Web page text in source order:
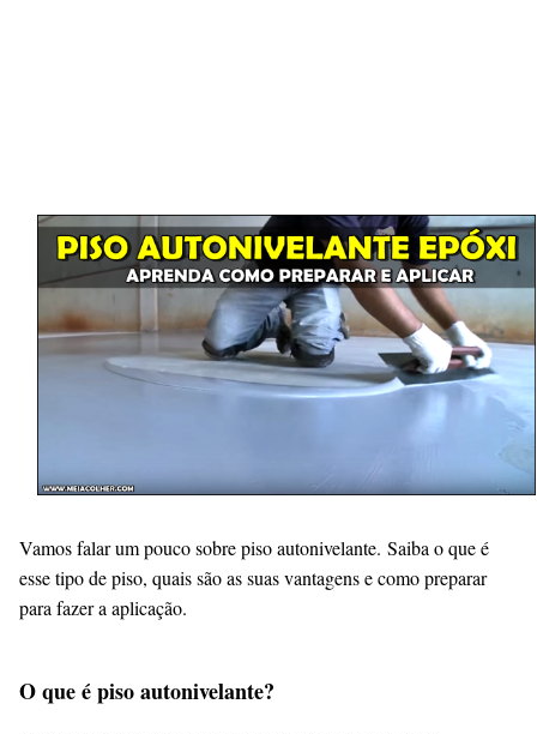
Vamos falar um pouco sobre piso autonivelante. Saiba o que é
esse tipo de piso, quais são as suas vantagens e como preparar
para fazer a aplicação.
O que é piso autonivelante?